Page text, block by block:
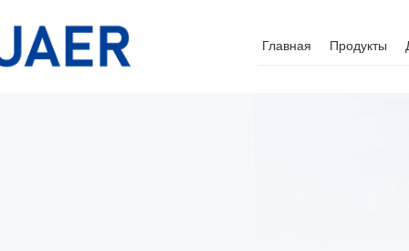
Главная Продукты